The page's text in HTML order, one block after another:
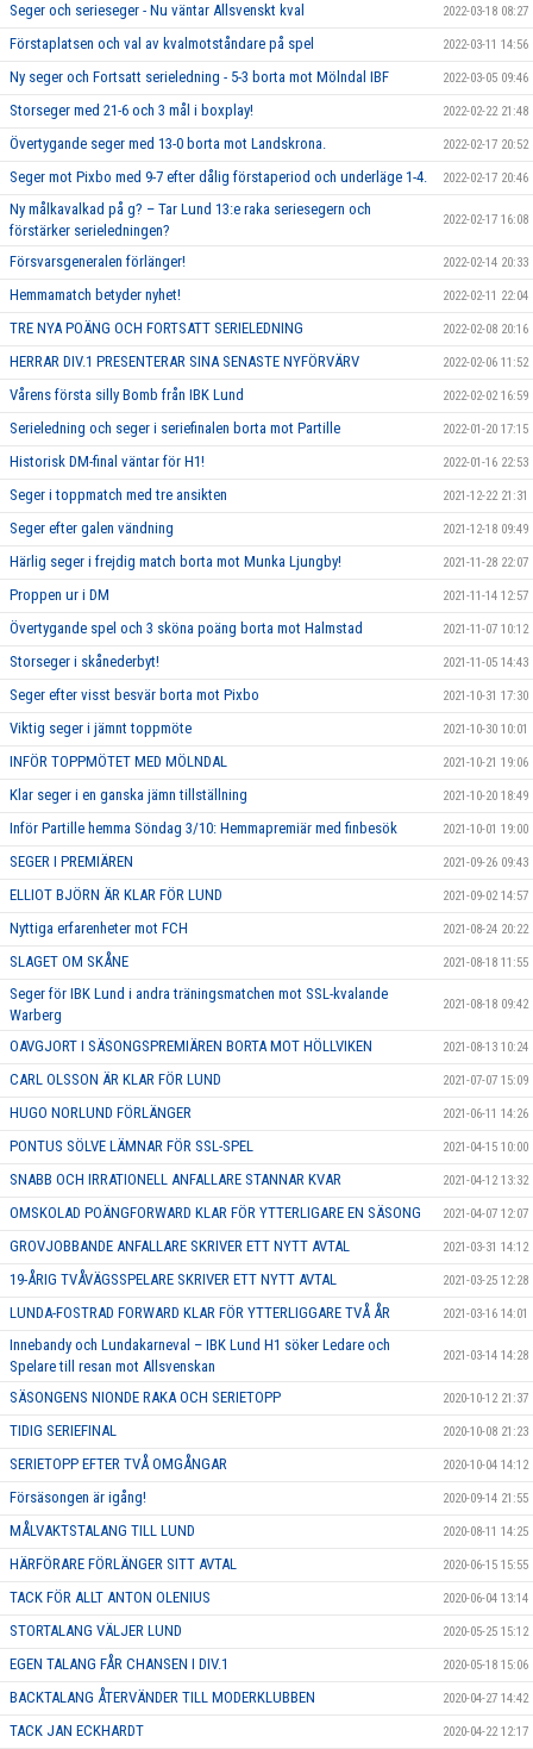
Seger och serieseger - Nu väntar Allsvenskt kval 2022-03-18 08:27
Förstaplatsen och val av kvalmotståndare på spel 2022-03-11 14:56
Ny seger och Fortsatt serieledning - 5-3 borta mot Mölndal IBF 2022-03-05 09:46
Storseger med 21-6 och 3 mål i boxplay! 2022-02-22 21:48
Övertygande seger med 13-0 borta mot Landskrona. 2022-02-17 20:52
Seger mot Pixbo med 9-7 efter dålig förstaperiod och underläge 1-4. 2022-02-17 20:46
Ny målkavalkad på g? – Tar Lund 13:e raka seriesegern och
förstärker serieledningen?
2022-02-17 16:08
Försvarsgeneralen förlänger! 2022-02-14 20:33
Hemmamatch betyder nyhet! 2022-02-11 22:04
TRE NYA POÄNG OCH FORTSATT SERIELEDNING 2022-02-08 20:16
HERRAR DIV.1 PRESENTERAR SINA SENASTE NYFÖRVÄRV 2022-02-06 11:52
Vårens första silly Bomb från IBK Lund 2022-02-02 16:59
Serieledning och seger i seriefinalen borta mot Partille 2022-01-20 17:15
Historisk DM-final väntar för H1! 2022-01-16 22:53
Seger i toppmatch med tre ansikten 2021-12-22 21:31
Seger efter galen vändning 2021-12-18 09:49
Härlig seger i frejdig match borta mot Munka Ljungby! 2021-11-28 22:07
Proppen ur i DM 2021-11-14 12:57
Övertygande spel och 3 sköna poäng borta mot Halmstad 2021-11-07 10:12
Storseger i skånederbyt! 2021-11-05 14:43
Seger efter visst besvär borta mot Pixbo 2021-10-31 17:30
Viktig seger i jämnt toppmöte 2021-10-30 10:01
INFÖR TOPPMÖTET MED MÖLNDAL 2021-10-21 19:06
Klar seger i en ganska jämn tillställning 2021-10-20 18:49
Inför Partille hemma Söndag 3/10: Hemmapremiär med finbesök 2021-10-01 19:00
SEGER I PREMIÄREN 2021-09-26 09:43
ELLIOT BJÖRN ÄR KLAR FÖR LUND 2021-09-02 14:57
Nyttiga erfarenheter mot FCH 2021-08-24 20:22
SLAGET OM SKÅNE 2021-08-18 11:55
Seger för IBK Lund i andra träningsmatchen mot SSL-kvalande
Warberg
2021-08-18 09:42
OAVGJORT I SÄSONGSPREMIÄREN BORTA MOT HÖLLVIKEN 2021-08-13 10:24
CARL OLSSON ÄR KLAR FÖR LUND 2021-07-07 15:09
HUGO NORLUND FÖRLÄNGER 2021-06-11 14:26
PONTUS SÖLVE LÄMNAR FÖR SSL-SPEL 2021-04-15 10:00
SNABB OCH IRRATIONELL ANFALLARE STANNAR KVAR 2021-04-12 13:32
OMSKOLAD POÄNGFORWARD KLAR FÖR YTTERLIGARE EN SÄSONG 2021-04-07 12:07
GROVJOBBANDE ANFALLARE SKRIVER ETT NYTT AVTAL 2021-03-31 14:12
19-ÅRIG TVÅVÄGSSPELARE SKRIVER ETT NYTT AVTAL 2021-03-25 12:28
LUNDA-FOSTRAD FORWARD KLAR FÖR YTTERLIGGARE TVÅ ÅR 2021-03-16 14:01
Innebandy och Lundakarneval – IBK Lund H1 söker Ledare och
Spelare till resan mot Allsvenskan
2021-03-14 14:28
SÄSONGENS NIONDE RAKA OCH SERIETOPP 2020-10-12 21:37
TIDIG SERIEFINAL 2020-10-08 21:23
SERIETOPP EFTER TVÅ OMGÅNGAR 2020-10-04 14:12
Försäsongen är igång! 2020-09-14 21:55
MÅLVAKTSTALANG TILL LUND 2020-08-11 14:25
HÄRFÖRARE FÖRLÄNGER SITT AVTAL 2020-06-15 15:55
TACK FÖR ALLT ANTON OLENIUS 2020-06-04 13:14
STORTALANG VÄLJER LUND 2020-05-25 15:12
EGEN TALANG FÅR CHANSEN I DIV.1 2020-05-18 15:06
BACKTALANG ÅTERVÄNDER TILL MODERKLUBBEN 2020-04-27 14:42
TACK JAN ECKHARDT 2020-04-22 12:17